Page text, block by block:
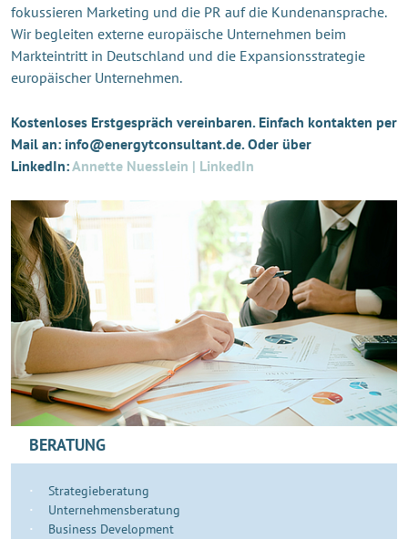
fokussieren Marketing und die PR auf die Kundenansprache.
Wir begleiten externe europäische Unternehmen beim
Markteintritt in Deutschland und die Expansionsstrategie
europäischer Unternehmen.
Kostenloses Erstgespräch vereinbaren. Einfach kontakten per
Mail an: info@energytconsultant.de. Oder über
LinkedIn:Annette Nuesslein | LinkedIn
BERATUNG
Strategieberatung
Unternehmensberatung
Business Development